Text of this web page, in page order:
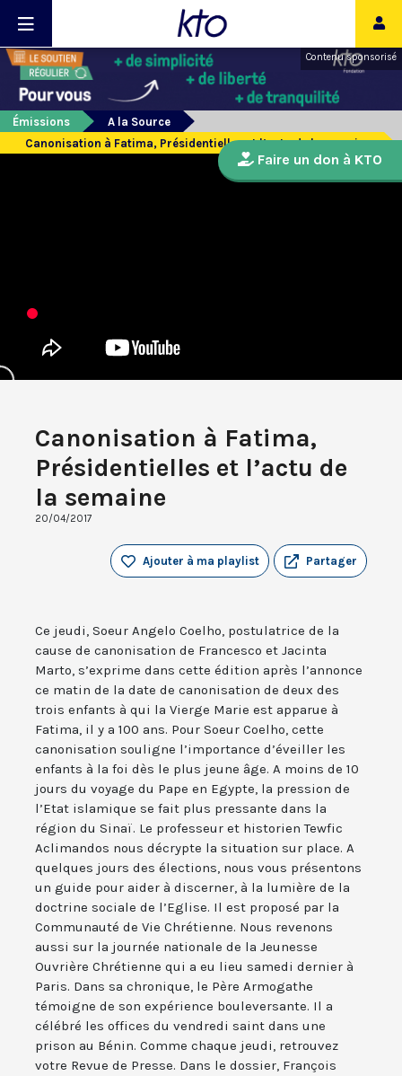
Contenu sponsorisé
Émissions
A la Source
Canonisation à Fatima, Présidentielles et l’actu de la semaine
Canonisation à Fatima,
Présidentielles et l’actu de
la semaine
20/04/2017
Partager
Ajouter à ma playlist
Ce jeudi, Soeur Angelo Coelho, postulatrice de la
cause de canonisation de Francesco et Jacinta
Marto, s’exprime dans cette édition après l’annonce
ce matin de la date de canonisation de deux des
trois enfants à qui la Vierge Marie est apparue à
Fatima, il y a 100 ans. Pour Soeur Coelho, cette
canonisation souligne l’importance d’éveiller les
enfants à la foi dès le plus jeune âge. A moins de 10
jours du voyage du Pape en Egypte, la pression de
l’Etat islamique se fait plus pressante dans la
région du Sinaï. Le professeur et historien Tewfic
Aclimandos nous décrypte la situation sur place. A
quelques jours des élections, nous vous présentons
un guide pour aider à discerner, à la lumière de la
doctrine sociale de l’Eglise. Il est proposé par la
Communauté de Vie Chrétienne. Nous revenons
aussi sur la journée nationale de la Jeunesse
Ouvrière Chrétienne qui a eu lieu samedi dernier à
Paris. Dans sa chronique, le Père Armogathe
témoigne de son expérience bouleversante. Il a
célébré les offices du vendredi saint dans une
prison au Bénin. Comme chaque jeudi, retrouvez
votre Revue de Presse. Dans le dossier, François
Faire un don à KTO